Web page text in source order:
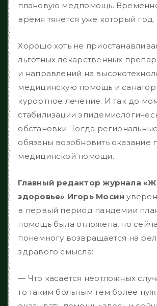
плановую медпомощь.
время тянется уже который год.
Хорошо хоть не
льготных лекарственных
и направлений на
медицинскую помощь и
курортное лечение. И так до
стабилизации
обстановки. Тогда
обязаны возобновить оказание
медицинской помощи.
Главный редактор журнала
здоровье» Игорь Мосин
в первый период пандемии
помощь была отложена, но
понемногу возвращается на
здравого смысла:
— Что касается неотложных
то таким больным тем более